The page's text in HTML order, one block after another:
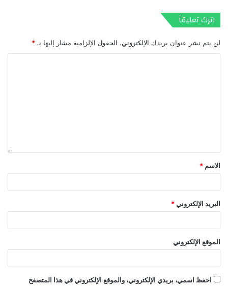
اترك تعليقاً
لن يتم نشر عنوان بريدك الإلكتروني. الحقول الإلزامية مشار إليها بـ *
الاسم *
البريد الإلكتروني *
الموقع الإلكتروني
احفظ اسمي، بريدي الإلكتروني، والموقع الإلكتروني في هذا المتصفح